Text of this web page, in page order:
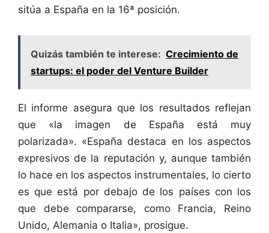
sitúa a España en la 16ª posición.
Quizás también te interese: Crecimiento de
startups: el poder del Venture Builder
El informe asegura que los resultados reflejan
que «la imagen de España está muy
polarizada». «España destaca en los aspectos
expresivos de la reputación y, aunque también
lo hace en los aspectos instrumentales, lo cierto
es que está por debajo de los países con los
que debe compararse, como Francia, Reino
Unido, Alemania o Italia», prosigue.